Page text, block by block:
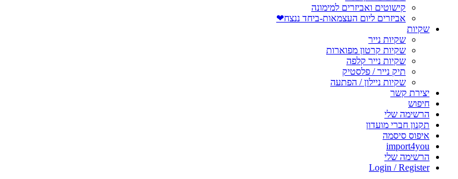
קישוטים ואביזרים למימונה
אביזרים ליום העצמאות-ביחד ננצח❤
שקיות
שקיות נייר
שקיות קרטון מפוארות
שקיות נייר קלפה
תיק נייר / פלסטיק
שקיות ניילון / הפתעה
יצירת קשר
חיפוש
הרשימה שלי
תקנון חברי מועדון
איפוס סיסמה
import4you
הרשימה שלי
Login / Register